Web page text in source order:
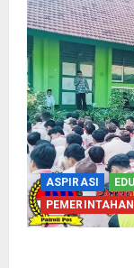
ASPIRASI
PEMERINTAHAN